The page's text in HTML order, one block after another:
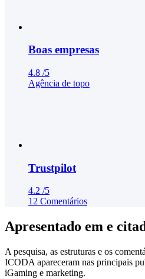
Boas empresas
4.8 /5
Agência de topo
Trustpilot
4.2 /5
12 Comentários
Apresentado em e
A pesquisa, as estruturas e os
ICODA apareceram nas principais
iGaming e marketing.